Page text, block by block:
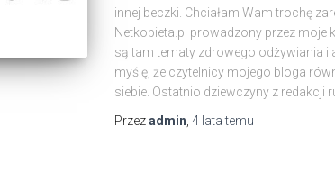
innej beczki. Chciałam Wam trochę
Netkobieta.pl prowadzony przez moje
są tam tematy zdrowego odżywiania i
myślę, że czytelnicy mojego bloga
siebie. Ostatnio dziewczyny z redakcji
Przezadmin 4 latatemu